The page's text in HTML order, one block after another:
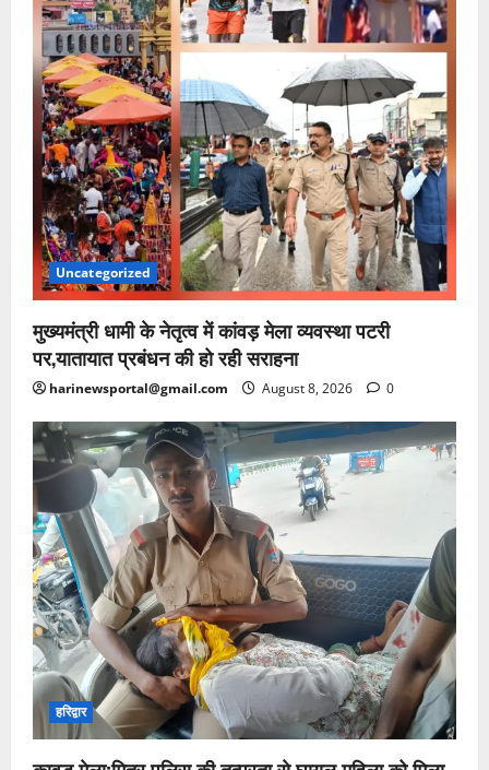
Uncategorized
मुख्यमंत्री धामी के नेतृत्व में कांवड़ मेला व्यवस्था पटरी
पर,यातायात प्रबंधन की हो रही सराहना
harinewsportal@gmail.com August 8, 2026 0
हरिद्वार